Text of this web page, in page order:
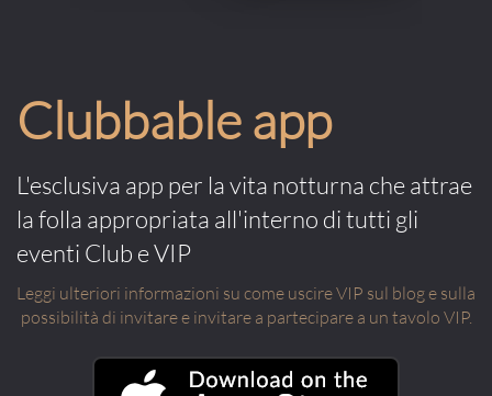
Clubbable app
L'esclusiva app per la vita notturna che attrae
la folla appropriata all'interno di tutti gli
eventi Club e VIP
Leggi ulteriori informazioni su come uscire VIP sul blog e sulla
possibilità di invitare e invitare a partecipare a un tavolo VIP.